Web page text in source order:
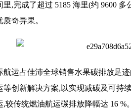
里,完成了超过 5185 海里(约 9600 多
奇异果。
航运占佳沛全球销售水果碳排放足
等创新解决方案,以实现减碳及可持
,较传统燃油航运碳排放降幅达 16